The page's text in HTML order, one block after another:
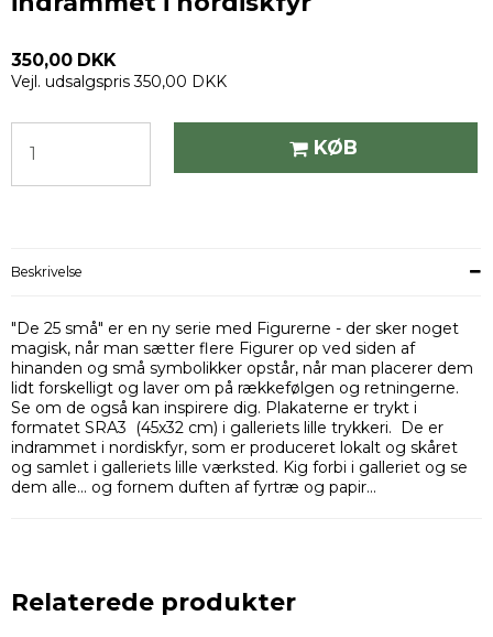
350,00 DKK
Vejl. udsalgspris 350,00 DKK
KØB
Beskrivelse
"De 25 små" er en ny serie med Figurerne - der sker noget
magisk, når man sætter flere Figurer op ved siden af
hinanden og små symbolikker opstår, når man placerer dem
lidt forskelligt og laver om på rækkefølgen og retningerne.
Se om de også kan inspirere dig. Plakaterne er trykt i
formatet SRA3 (45x32 cm) i galleriets lille trykkeri. De er
indrammet i nordiskfyr, som er produceret lokalt og skåret
og samlet i galleriets lille værksted. Kig forbi i galleriet og se
dem alle... og fornem duften af fyrtræ og papir...
Relaterede produkter